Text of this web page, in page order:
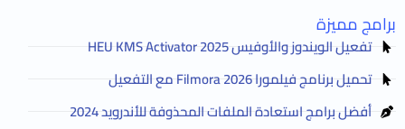
برامج مميزة
تفعيل الويندوز والأوفيس HEU KMS Activator 2025
تحميل برنامج فيلمورا Filmora 2026 مع التفعيل
أفضل برامج استعادة الملفات المحذوفة للأندرويد 2024